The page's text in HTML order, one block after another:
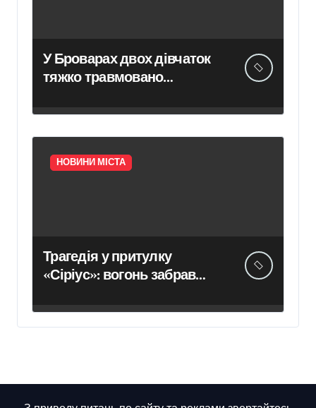
У Броварах двох дівчаток
тяжко травмовано
НОВИНИ МІСТА
Трагедія у притулку
«Сіріус»: вогонь забрав